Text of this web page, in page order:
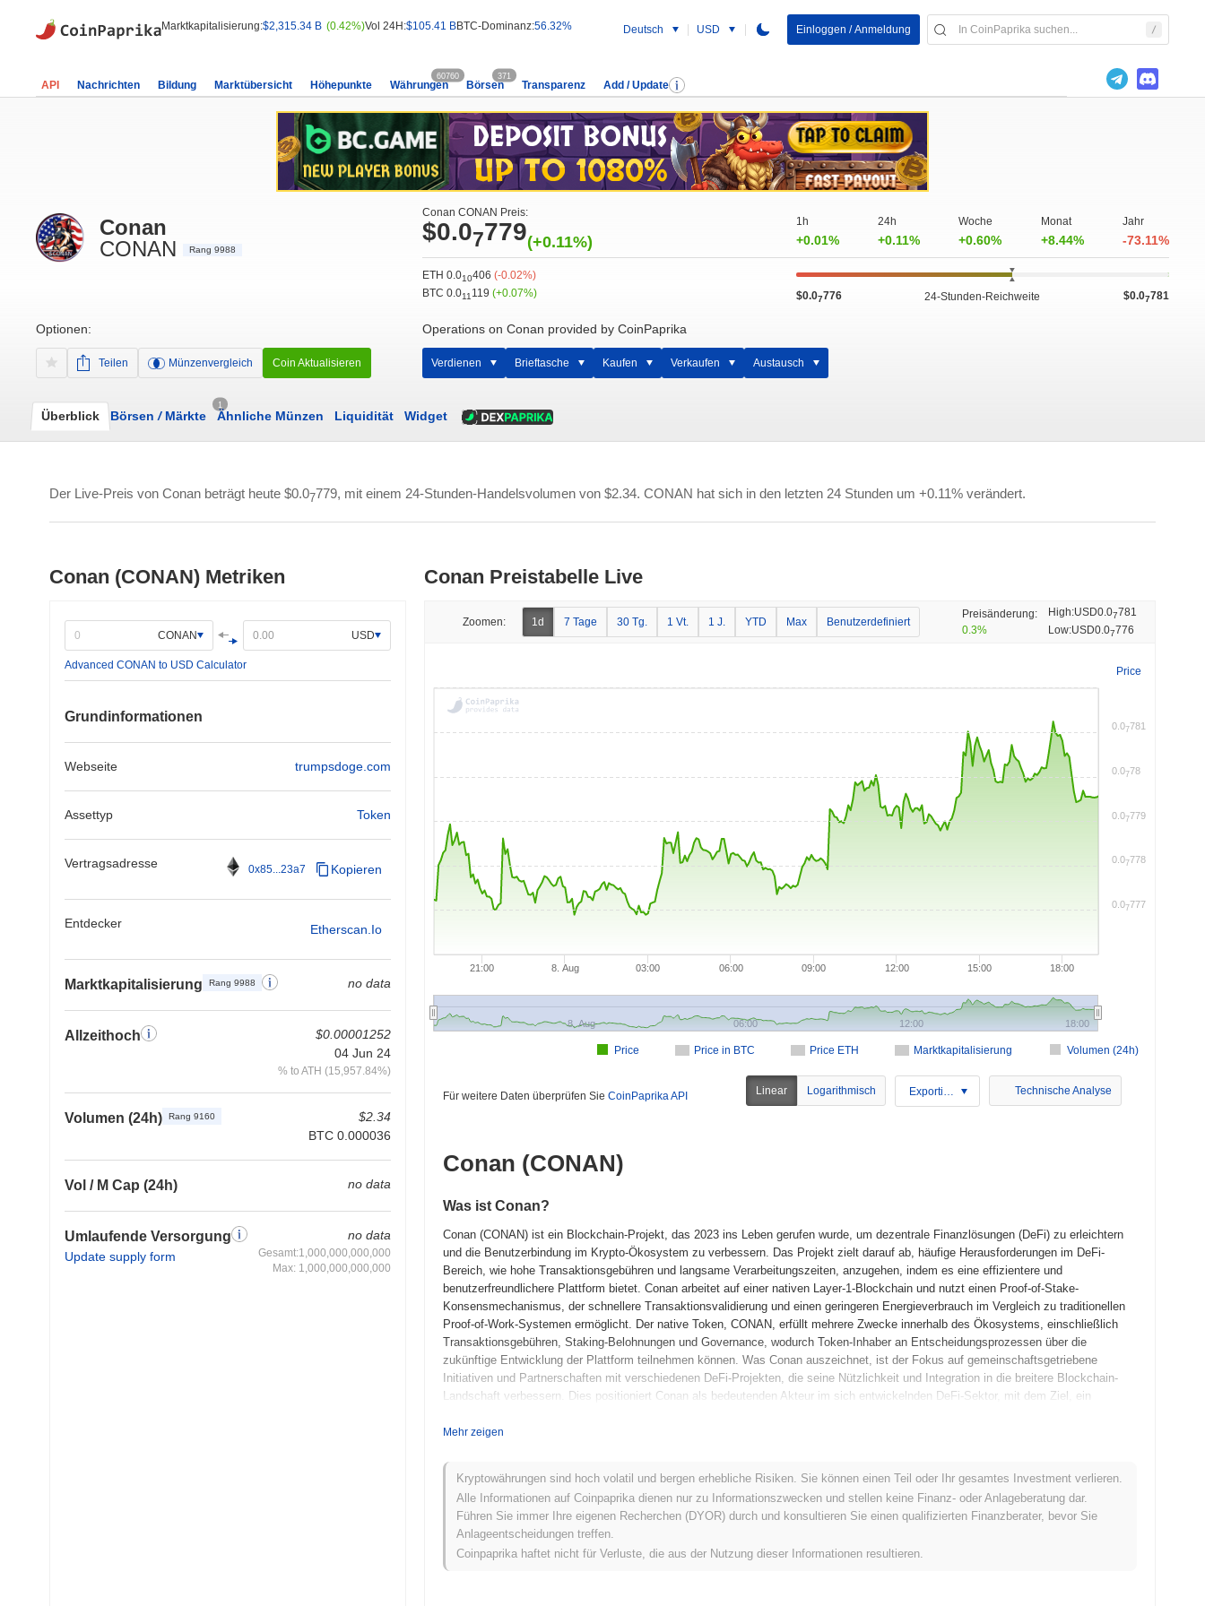
Marktkapitalisierung:$2,315.34 B (0.42%)Vol 24H:$105.41 BBTC-Dominanz:56.32% Deutsch USD Einloggen / Anmeldung
API Nachrichten Bildung Marktübersicht Höhepunkte Währungen
60760
Börsen
371
Transparenz Add / Update
Conan
CONAN
Rang 9988
Optionen:
Teilen Münzenvergleich Coin Aktualisieren
Conan CONAN Preis:
$0.07779(+0.11%)
1h
+0.01%
24h
+0.11%
Woche
+0.60%
Monat
+8.44%
Jahr
-73.11%
ETH 0.010406(-0.02%)
BTC 0.011119(+0.07%) $0.07776 24-Stunden-Reichweite $0.07781
Operations on Conan provided by CoinPaprika
Verdienen Brieftasche Kaufen Verkaufen Austausch
Überblick Börsen /Märkte
1
Ähnliche Münzen Liquidität Widget
Der Live-Preis von Conan beträgt heute $0.07779, mit einem 24-Stunden-Handelsvolumen von $2.34. CONAN hat sich in den letzten 24 Stunden um +0.11% verändert.
Conan (CONAN) Metriken
CONAN USD
Advanced CONAN to USD Calculator
Grundinformationen
Webseite trumpsdoge.com
Assettyp Token
Vertragsadresse 0x85...23a7 Kopieren
Entdecker Etherscan.io
Marktkapitalisierung Rang 9988 no data
Allzeithoch
$0.00001252
04 Jun 24
% to ATH (15,957.84%)
Volumen (24h) Rang 9160
$2.34
BTC 0.000036
Vol / M Cap (24h) no data
Umlaufende Versorgung
Update supply form
no data
Gesamt:1,000,000,000,000
Max: 1,000,000,000,000
Conan Preistabelle Live
Zoomen: 1d 7 Tage 30 Tg. 1 Vt. 1 J. YTD Max Benutzerdefiniert
Preisänderung:
0.3%
High:USD0.07781
Low:USD0.07776
Price
Price in BTC Price ETH Marktkapitalisierung Volumen (24h)
Price
21:00 8. Aug 03:00 06:00 09:00 12:00 15:00 18:00
8. Aug 06:00 12:00 18:00
0.07777
0.07778
0.07779
0.0778
0.07781
Für weitere Daten überprüfen Sie CoinPaprika API Linear Logarithmisch Exportieren Technische Analyse
Conan (CONAN)
Was ist Conan?
Conan (CONAN) ist ein Blockchain-Projekt, das 2023 ins Leben gerufen wurde, um dezentrale Finanzlösungen (DeFi) zu erleichtern
und die Benutzerbindung im Krypto-Ökosystem zu verbessern. Das Projekt zielt darauf ab, häufige Herausforderungen im DeFi-
Bereich, wie hohe Transaktionsgebühren und langsame Verarbeitungszeiten, anzugehen, indem es eine effizientere und
benutzerfreundlichere Plattform bietet. Conan arbeitet auf einer nativen Layer-1-Blockchain und nutzt einen Proof-of-Stake-
Konsensmechanismus, der schnellere Transaktionsvalidierung und einen geringeren Energieverbrauch im Vergleich zu traditionellen
Proof-of-Work-Systemen ermöglicht. Der native Token, CONAN, erfüllt mehrere Zwecke innerhalb des Ökosystems, einschließlich
Transaktionsgebühren, Staking-Belohnungen und Governance, wodurch Token-Inhaber an Entscheidungsprozessen über die
zukünftige Entwicklung der Plattform teilnehmen können. Was Conan auszeichnet, ist der Fokus auf gemeinschaftsgetriebene
Initiativen und Partnerschaften mit verschiedenen DeFi-Projekten, die seine Nützlichkeit und Integration in die breitere Blockchain-
Landschaft verbessern. Dies positioniert Conan als bedeutenden Akteur im sich entwickelnden DeFi-Sektor, mit dem Ziel, ein
Conan entstand im März 2021, als das Gründungsteam sein Whitepaper veröffentlichte, das die Vision und den technischen Rahmen
des Projekts umreißt. Das Projekt startete sein Testnetz im Juni 2021, was Entwicklern und frühen Anwendern ermöglichte, mit
seinen Funktionen und Möglichkeiten zu experimentieren. Nach erfolgreichen Tests wurde das Hauptnetz im September 2021
gestartet, was die anfängliche öffentliche Verfügbarkeit markierte und es den Benutzern ermöglichte, vollständig mit der Plattform zu
interagieren. Die frühe Entwicklung konzentrierte sich auf die Schaffung eines robusten Ökosystems für dezentrale Anwendungen,
wobei der Schwerpunkt auf Skalierbarkeit und Benutzererfahrung lag. Die anfängliche Verteilung des Tokens erfolgte im Oktober 2021
Mehr zeigen
Kryptowährungen sind hoch volatil und bergen erhebliche Risiken. Sie können einen Teil oder Ihr gesamtes Investment verlieren.
Alle Informationen auf Coinpaprika dienen nur zu Informationszwecken und stellen keine Finanz- oder Anlageberatung dar.
Führen Sie immer Ihre eigenen Recherchen (DYOR) durch und konsultieren Sie einen qualifizierten Finanzberater, bevor Sie
Anlageentscheidungen treffen.
Coinpaprika haftet nicht für Verluste, die aus der Nutzung dieser Informationen resultieren.